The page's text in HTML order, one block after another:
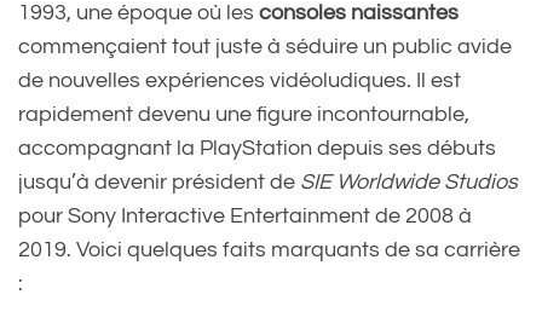
1993, une époque où les consoles naissantes
commençaient tout juste à séduire un public avide
de nouvelles expériences vidéoludiques. Il est
rapidement devenu une figure incontournable,
accompagnant la PlayStation depuis ses débuts
jusqu’à devenir président de SIE Worldwide Studios
pour Sony Interactive Entertainment de 2008 à
2019. Voici quelques faits marquants de sa carrière
: